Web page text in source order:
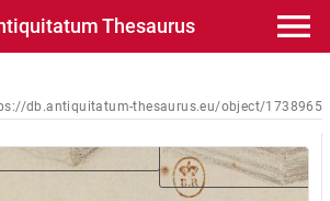
Thesaurus
db.antiquitatum-thesaurus.eu/object/1738965